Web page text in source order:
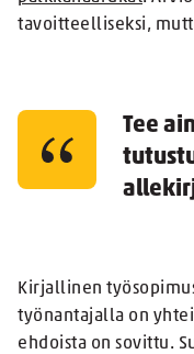
tavoitteelliseksi,
Tee
Kirjallinen
työnantajalla on
ehdoista on sovittu.